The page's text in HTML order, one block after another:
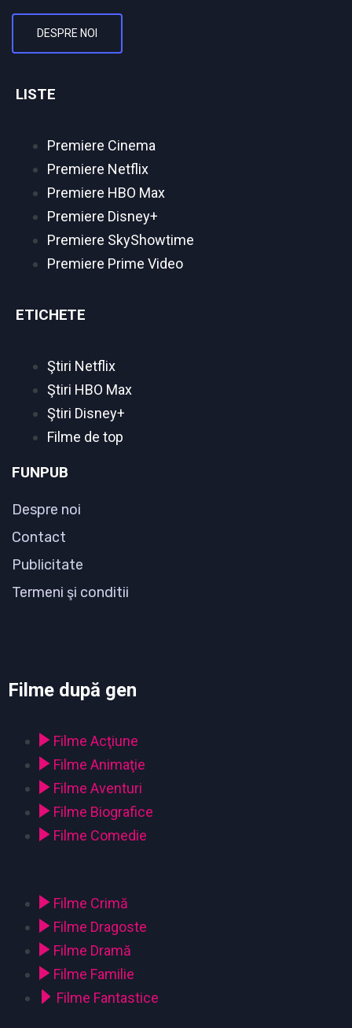
DESPRE NOI
LISTE
Premiere Cinema
Premiere Netflix
Premiere HBO Max
Premiere Disney+
Premiere SkyShowtime
Premiere Prime Video
ETICHETE
Ştiri Netflix
Ştiri HBO Max
Ştiri Disney+
Filme de top
FUNPUB
Despre noi
Contact
Publicitate
Termeni şi conditii
Filme după gen
Filme Acţiune
Filme Animaţie
Filme Aventuri
Filme Biografice
Filme Comedie
Filme Crimă
Filme Dragoste
Filme Dramă
Filme Familie
Filme Fantastice